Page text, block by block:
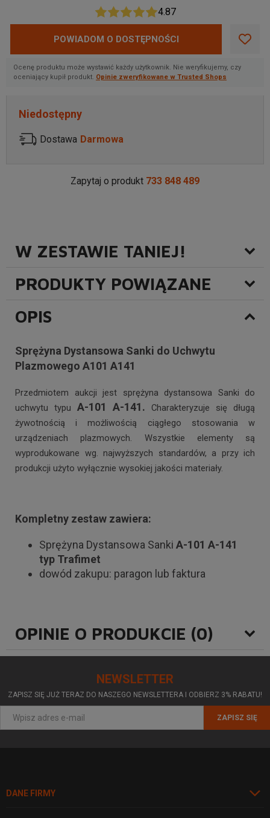
4.87
Ocenę produktu może wystawić każdy użytkownik. Nie weryfikujemy, czy
oceniający kupił produkt. Opinie zweryfikowane w Trusted Shops
Niedostępny
Dostawa Darmowa
POWIADOM O DOSTĘPNOŚCI
Zapytaj o produkt 733 848 489
W ZESTAWIE TANIEJ!
PRODUKTY POWIĄZANE
OPIS
Sprężyna Dystansowa Sanki do Uchwytu
Plazmowego A101 A141
Przedmiotem aukcji jest sprężyna dystansowa Sanki do
uchwytu typu A-101 A-141. Charakteryzuje się długą
żywotnością i możliwością ciągłego stosowania w
urządzeniach plazmowych. Wszystkie elementy są
wyprodukowane wg. najwyższych standardów, a przy ich
produkcji użyto wyłącznie wysokiej jakości materiały.
Kompletny zestaw zawiera:
Sprężyna Dystansowa Sanki A-101 A-141
typ Trafimet
dowód zakupu: paragon lub faktura
OPINIE O PRODUKCIE (0)
NEWSLETTER
ZAPISZ SIĘ JUŻ TERAZ DO NASZEGO NEWSLETTERA I ODBIERZ 3% RABATU!
ZAPISZ SIĘ
DANE FIRMY